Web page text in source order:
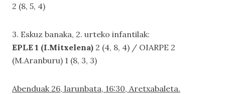
2 (8, 5, 4)
3. Eskuz banaka, 2. urteko infantilak:
EPLE 1 (I.Mitxelena) 2 (4, 8, 4) / OIARPE 2
(M.Aranburu) 1 (8, 3, 3)
Abenduak 26, larunbata, 16:30, Aretxabaleta.